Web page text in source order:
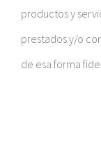
productos y
prestados y/o
de esa forma